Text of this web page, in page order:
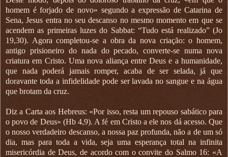
homem é forjado de novo» segundo a expressão de Catarina de
Sena, Jesus entra no seu descanso no mesmo momento em que se
acendem as primeiras luzes do Sabbat: “Tudo está realizado” (Jo
19,30). Agora completou-se a obra da nova criação: o homem,
antigo prisioneiro do nada do pecado, converte-se numa nova
criatura em Cristo. Uma nova aliança entre Deus e a humanidade,
que nada poderá jamais romper, acaba de ser selada, já que
doravante toda a infidelidade pode ser lavada no sangue e na água
que brotam da cruz.
Diz a Carta aos Hebreus: «Por isso, resta um repouso sabático para
o povo de Deus» (Hb 4,9). A fé em Cristo a ele nos dá acesso. Que
o nosso verdadeiro descanso, a nossa paz profunda, não a de um só
dia, mas para toda a vida, seja uma esperança total na infinita
misericórdia de Deus, de acordo com o convite do Salmo 16: «A